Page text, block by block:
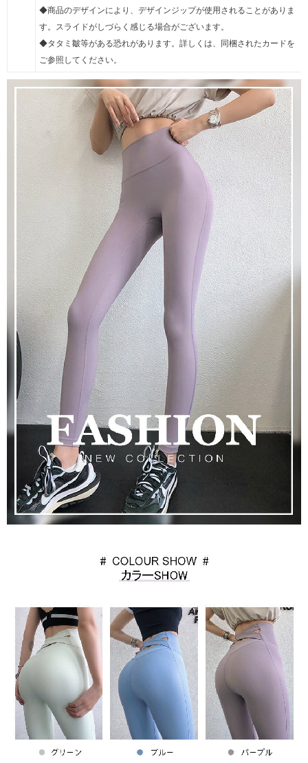
◆商品のデザインにより、デザインジップが使用されることがありま
す。スライドがしづらく感じる場合がございます。
◆タタミ皺等がある恐れがあります。詳しくは、同梱されたカードを
ご参照してください。